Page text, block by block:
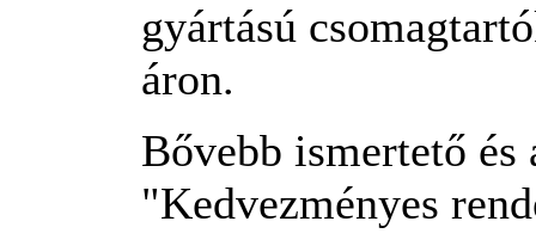
gyártású
áron.
Bővebb ismertető és
"Kedvezményes